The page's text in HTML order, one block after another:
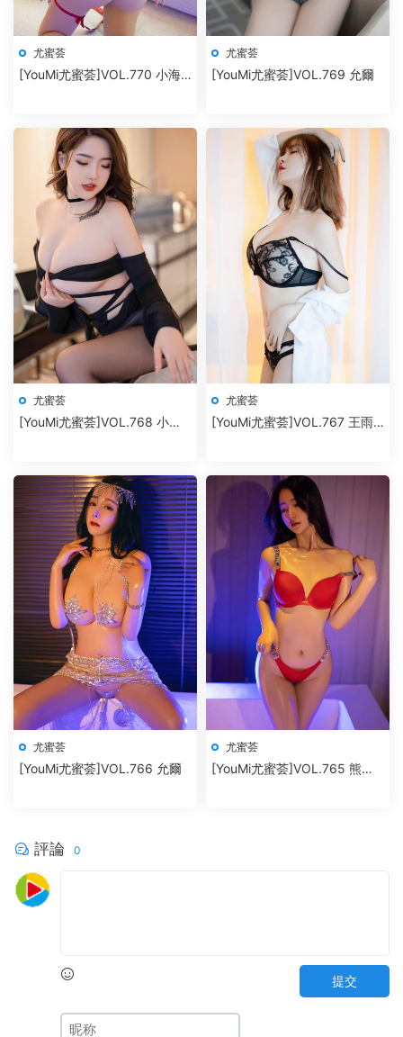
尤蜜荟
[YouMi尤蜜荟]VOL.770 小海
尤蜜荟
[YouMi尤蜜荟]VOL.769 允爾
尤蜜荟
[YouMi尤蜜荟]VOL.768 小海
尤蜜荟
[YouMi尤蜜荟]VOL.767 王雨
尤蜜荟
[YouMi尤蜜荟]VOL.766 允爾
尤蜜荟
[YouMi尤蜜荟]VOL.765 熊小
評論 0
提交